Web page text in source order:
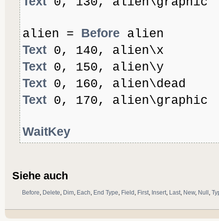
alien = Before alien
Text 0, 140, alien\x
Text 0, 150, alien\y
Text 0, 160, alien\dead
Text 0, 170, alien\graphic
WaitKey
Siehe auch
Before Delete Dim Each End Type Field First Insert Last New, Null